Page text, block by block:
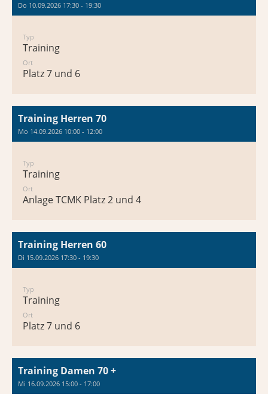
Do 10.09.2026 17:30 - 19:30
Typ
Training
Ort
Platz 7 und 6
Training Herren 70
Mo 14.09.2026 10:00 - 12:00
Typ
Training
Ort
Anlage TCMK Platz 2 und 4
Training Herren 60
Di 15.09.2026 17:30 - 19:30
Typ
Training
Ort
Platz 7 und 6
Training Damen 70 +
Mi 16.09.2026 15:00 - 17:00